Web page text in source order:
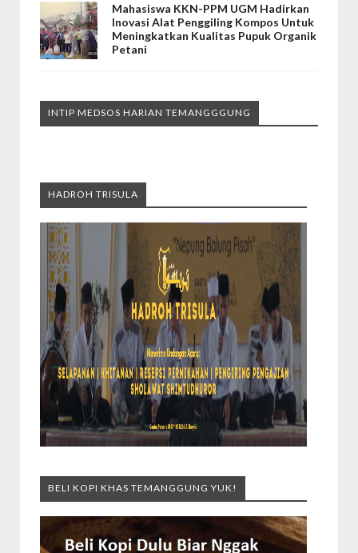
Mahasiswa KKN-PPM UGM Hadirkan
Inovasi Alat Penggiling Kompos Untuk
Meningkatkan Kualitas Pupuk Organik
Petani
INTIP MEDSOS HARIAN TEMANGGGUNG
HADROH TRISULA
BELI KOPI KHAS TEMANGGUNG YUK!